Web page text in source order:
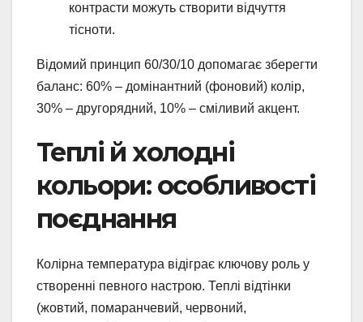
контрасти можуть створити відчуття
тісноти.
Відомий принцип 60/30/10 допомагає зберегти
баланс: 60% – домінантний (фоновий) колір,
30% – другорядний, 10% – сміливий акцент.
Теплі й холодні
кольори: особливості
поєднання
Колірна температура відіграє ключову роль у
створенні певного настрою. Теплі відтінки
(жовтий, помаранчевий, червоний,